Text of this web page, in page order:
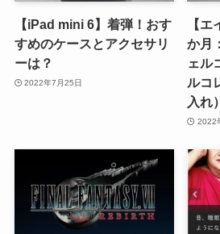
【iPad mini 6】着弾！おす
すめのケースとアクセサリ
ーは？
2022年7月25日
【
か月
ェル
ルコ
入れ）
2022